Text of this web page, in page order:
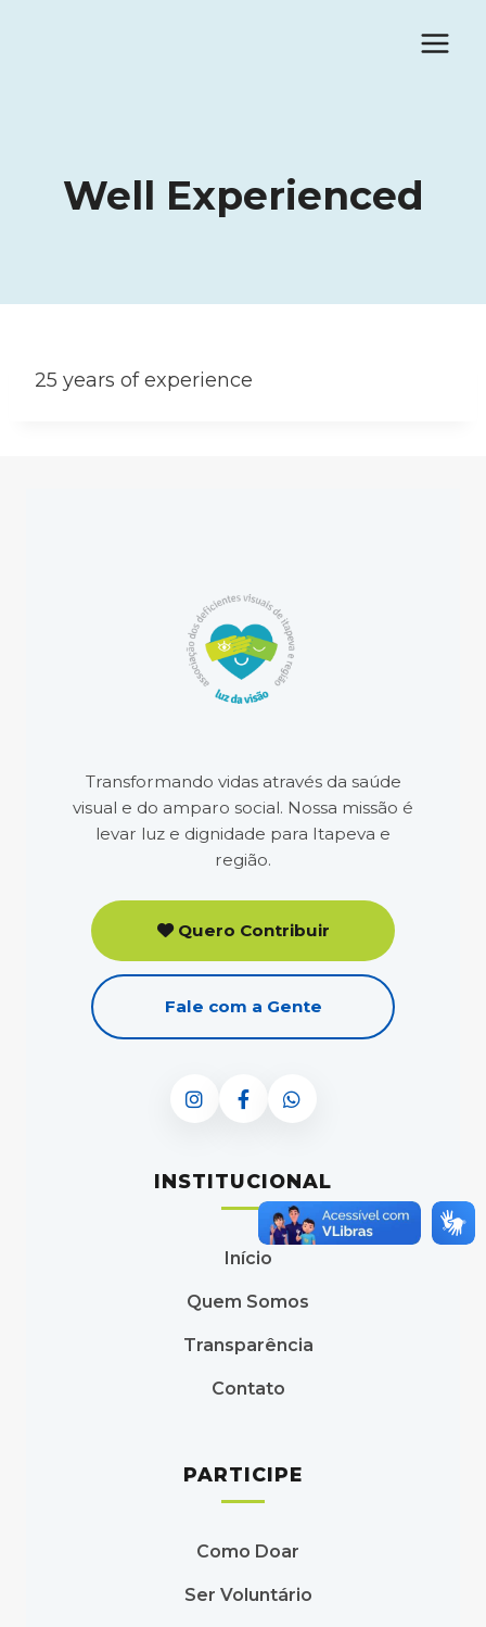
Well Experienced
25 years of experience
Transformando vidas através da saúde
visual e do amparo social. Nossa missão é
levar luz e dignidade para Itapeva e
região.
Quero Contribuir
Fale com a Gente
INSTITUCIONAL
Início
Quem Somos
Transparência
Contato
PARTICIPE
Como Doar
Ser Voluntário